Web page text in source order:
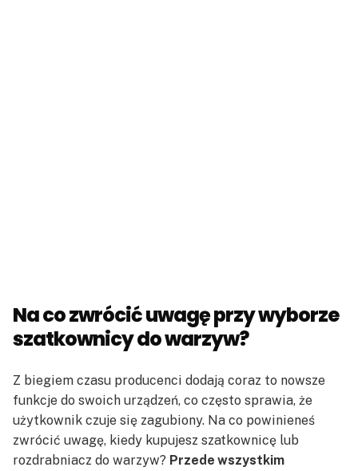
Na co zwrócić uwagę przy wyborze
szatkownicy do warzyw?
Z biegiem czasu producenci dodają coraz to nowsze
funkcje do swoich urządzeń, co często sprawia, że
użytkownik czuje się zagubiony. Na co powinieneś
zwrócić uwagę, kiedy kupujesz szatkownicę lub
rozdrabniacz do warzyw? Przede wszystkim